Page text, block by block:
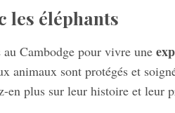
les éléphants
Cambodge pour vivre une
animaux sont protégés et
en plus sur leur histoire et leur